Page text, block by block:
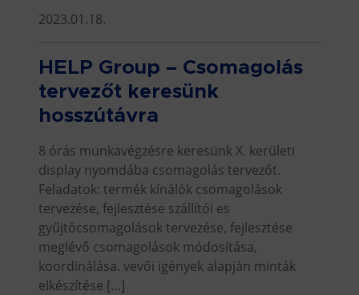
2023.01.18.
HELP Group – Csomagolás
tervezőt keresünk
hosszútávra
8 órás munkavégzésre keresünk X. kerületi
display nyomdába csomagolás tervezőt.
Feladatok: termék kínálók csomagolások
tervezése, fejlesztése szállítói es
gyűjtőcsomagolások tervezése, fejlesztése
meglévő csomagolások módosítása,
koordinálása. vevői igények alapján minták
elkészítése […]